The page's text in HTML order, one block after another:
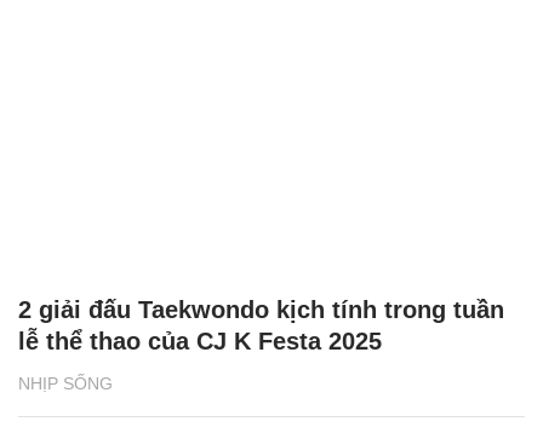
NHỊP SỐNG
2 giải đấu Taekwondo kịch tính trong tuần
lễ thể thao của CJ K Festa 2025